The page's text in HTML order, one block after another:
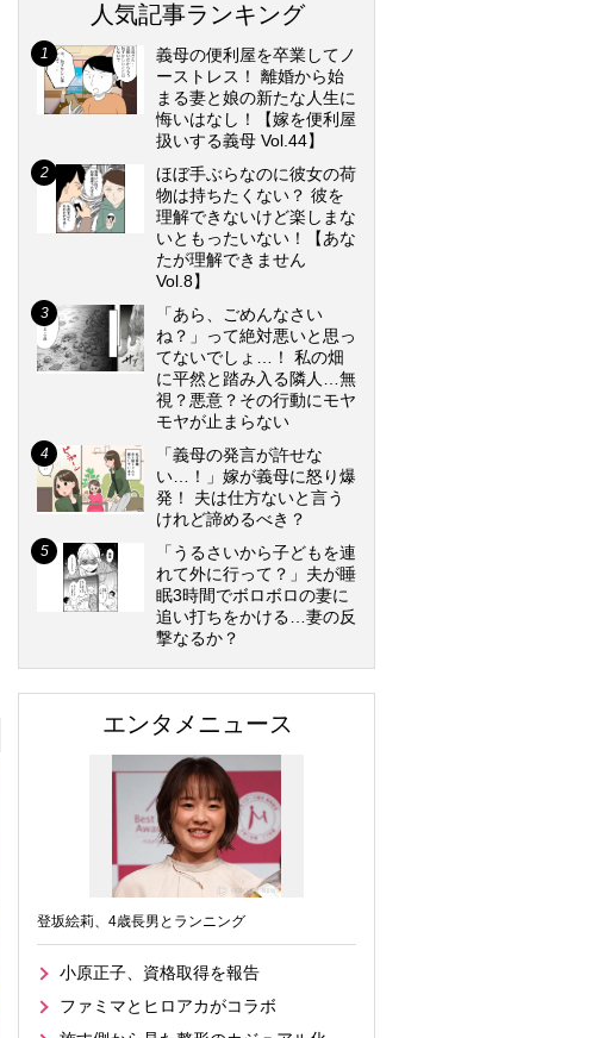
人気記事ランキング
義母の便利屋を卒業してノ
ーストレス！ 離婚から始
まる妻と娘の新たな人生に
悔いはなし！【嫁を便利屋
扱いする義母 Vol.44】
ほぼ手ぶらなのに彼女の荷
物は持ちたくない？ 彼を
理解できないけど楽しまな
いともったいない！【あな
たが理解できません
Vol.8】
「あら、ごめんなさい
ね？」って絶対悪いと思っ
てないでしょ…！ 私の畑
に平然と踏み入る隣人…無
視？悪意？その行動にモヤ
モヤが止まらない
「義母の発言が許せな
い…！」嫁が義母に怒り爆
発！ 夫は仕方ないと言う
けれど諦めるべき？
「うるさいから子どもを連
れて外に行って？」夫が睡
眠3時間でボロボロの妻に
追い打ちをかける…妻の反
撃なるか？
エンタメニュース
登坂絵莉、4歳長男とランニング
小原正子、資格取得を報告
ファミマとヒロアカがコラボ